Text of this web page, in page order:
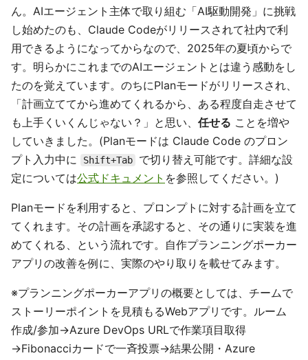
ん。AIエージェント主体で取り組む「AI駆動開発」に挑戦
し始めたのも、Claude Codeがリリースされて社内で利
用できるようになってからなので、2025年の夏頃からで
す。明らかにこれまでのAIエージェントとは違う感動をし
たのを覚えています。のちにPlanモードがリリースされ、
「計画立ててから進めてくれるから、ある程度自走させて
も上手くいくんじゃない？」と思い、 任せる ことを増や
していきました。(Planモードは Claude Code のプロン
プト入力中に
Shift+Tab
で切り替え可能です。詳細な設
定については公式ドキュメント を参照してください。)
Planモードを利用すると、プロンプトに対する計画を立て
てくれます。その計画を承認すると、その通りに実装を進
めてくれる、という流れです。自作プランニングポーカー
アプリの改善を例に、実際のやり取りを載せてみます。
※プランニングポーカーアプリの概要としては、チームで
ストーリーポイントを見積もるWebアプリです。ルーム
作成/参加→Azure DevOps URLで作業項目取得
→Fibonacciカードで一斉投票→結果公開・Azure